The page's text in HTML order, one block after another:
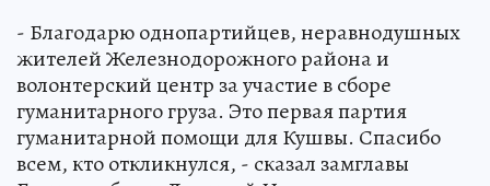
- Благодарю однопартийцев, неравнодушных
жителей Железнодорожного района и
волонтерский центр за участие в сборе
гуманитарного груза. Это первая партия
гуманитарной помощи для Кушвы. Спасибо
всем, кто откликнулся, - сказал замглавы